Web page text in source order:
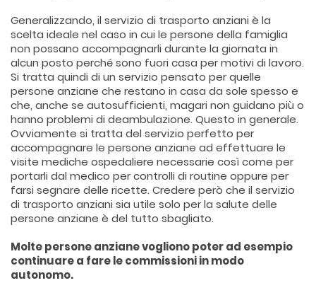
Generalizzando, il servizio di trasporto anziani è la
scelta ideale nel caso in cui le persone della famiglia
non possano accompagnarli durante la giornata in
alcun posto perché sono fuori casa per motivi di lavoro.
Si tratta quindi di un servizio pensato per quelle
persone anziane che restano in casa da sole spesso e
che, anche se autosufficienti, magari non guidano più o
hanno problemi di deambulazione. Questo in generale.
Ovviamente si tratta del servizio perfetto per
accompagnare le persone anziane ad effettuare le
visite mediche ospedaliere necessarie così come per
portarli dal medico per controlli di routine oppure per
farsi segnare delle ricette. Credere però che il servizio
di trasporto anziani sia utile solo per la salute delle
persone anziane è del tutto sbagliato.
Molte persone anziane vogliono poter ad esempio
continuare a fare le commissioni in modo
autonomo.